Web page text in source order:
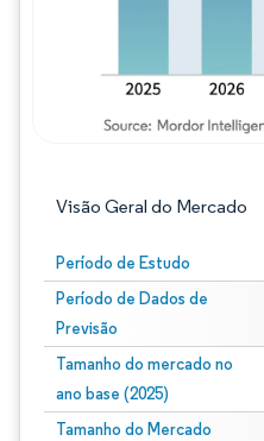
Visão Geral do Mercado
Período de Estudo
Período de Dados de
Previsão
Tamanho do mercado no
ano base (2025)
Tamanho do Mercado